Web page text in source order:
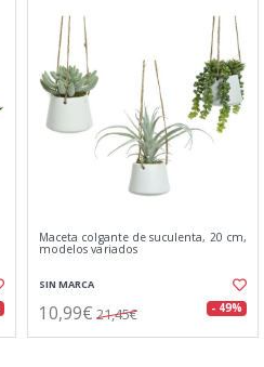
Maceta colgante de suculenta, 20 cm,
modelos variados
SIN MARCA
10,99€ 21,45€ - 49%